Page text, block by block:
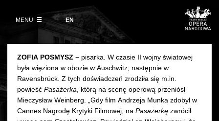
angielski
EN
MENUWystawy 2026/27
VOD
Informacje dla widzów
Zwroty biletów
Cennik w sezonie 2026/27
Aktualności
Ludzie
DZIAŁALNOŚĆ
Edukacja
Wycieczki
Galeria Opera
ZOFIA POSMYSZ − pisarka. W czasie II wojny światowej
była więziona w obozie w Auschwitz, następnie w
Ravensbrück. Z tych doświadczeń zrodziła się m.in.
powieść Pasażerka , którą na scenę operową przeniósł
Mieczysław Weinberg. „Gdy film Andrzeja Munka zdobył w
Cannes Nagrodę Krytyki Filmowej, na Pasażerkę zwrócił